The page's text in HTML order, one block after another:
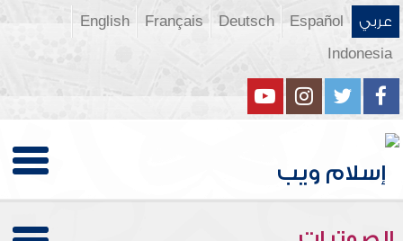
عربي Español
Deutsch
Français
English
Indonesia